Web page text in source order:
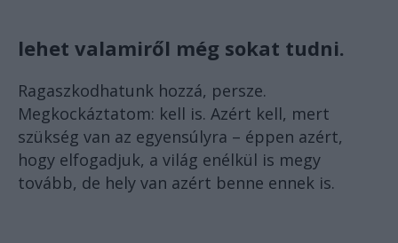
lehet valamiről még sokat tudni.
Ragaszkodhatunk hozzá, persze.
Megkockáztatom: kell is. Azért kell, mert
szükség van az egyensúlyra – éppen azért,
hogy elfogadjuk, a világ enélkül is megy
tovább, de hely van azért benne ennek is.